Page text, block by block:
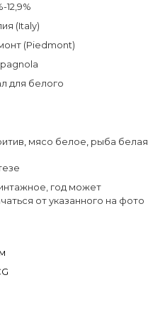
12,9%
(Italy)
(Piedmont)
для белого
мясо белое рыба белая
год может
от указанного на фото